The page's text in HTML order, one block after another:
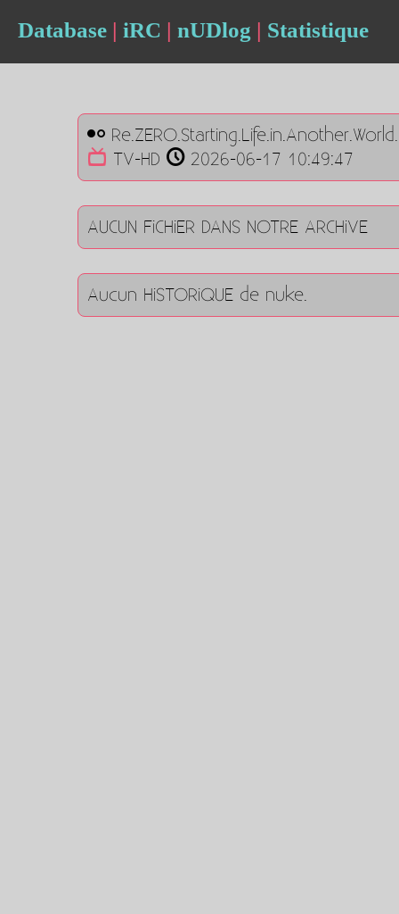
Database | iRC | nUDlog | Statistique
TV-HD
2026-06-17 10:49:47
AUCUN FiCHiER DANS NOTRE ARCHiVE
Aucun HiSTORiQUE de nuke.